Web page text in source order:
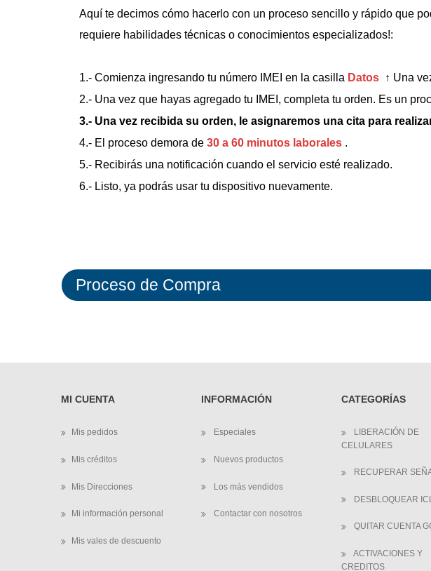
Aquí te decimos cómo hacerlo con un proceso sencillo y rápido que
requiere habilidades técnicas o conocimientos especializados!:
1.- Comienza ingresando tu número IMEI en la casilla Datos ↑ Una
2.- Una vez que hayas agregado tu IMEI, completa tu orden. Es un
3.- Una vez recibida su orden, le asignaremos una cita para
4.- El proceso demora de 30 a 60 minutos laborales .
5.- Recibirás una notificación cuando el servicio esté realizado.
6.- Listo, ya podrás usar tu dispositivo nuevamente.
Proceso de Compra
MI CUENTA
Mis pedidos
Mis créditos
Mis Direcciones
Mi información personal
Mis vales de descuento
INFORMACIÓN
Especiales
Nuevos productos
Los más vendidos
Contactar con nosotros
CATEGORÍAS
LIBERACIÓN DE
CELULARES
RECUPERAR
DESBLOQUEAR
QUITAR CUENTA
ACTIVACIONES Y
CREDITOS